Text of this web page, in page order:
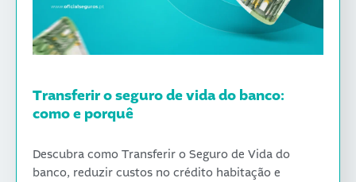
Transferir o seguro de vida do banco:
como e porquê
Descubra como Transferir o Seguro de Vida do
banco, reduzir custos no crédito habitação e